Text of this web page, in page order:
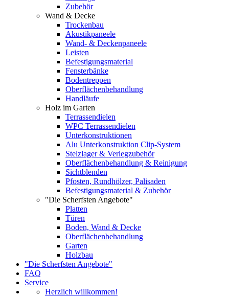
Zubehör
Wand & Decke
Trockenbau
Akustikpaneele
Wand- & Deckenpaneele
Leisten
Befestigungsmaterial
Fensterbänke
Bodentreppen
Oberflächenbehandlung
Handläufe
Holz im Garten
Terrassendielen
WPC Terrassendielen
Unterkonstruktionen
Alu Unterkonstruktion Clip-System
Stelzlager & Verlegzubehör
Oberflächenbehandlung & Reinigung
Sichtblenden
Pfosten, Rundhölzer, Palisaden
Befestigungsmaterial & Zubehör
"Die Scherfsten Angebote"
Platten
Türen
Boden, Wand & Decke
Oberflächenbehandlung
Garten
Holzbau
"Die Scherfsten Angebote"
FAQ
Service
Herzlich willkommen!